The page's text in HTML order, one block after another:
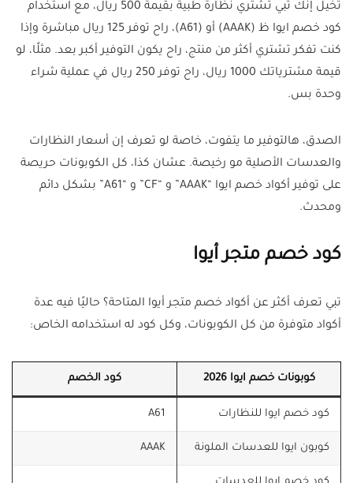
تخيل إنك تبي تشتري نظارة طبية بقيمة 500 ريال، مع استخدام
كود خصم ايوا ظ (AAAK) أو (A61)، راح توفر 125 ريال مباشرة وإذا
كنت تفكر تشتري أكثر من منتج، راح يكون التوفير أكبر بعد. مثلًا، لو
قيمة مشترياتك 1000 ريال، راح توفر 250 ريال في عملية شراء
وحدة بس.
الصدق، هالتوفير ما يتفوت، خاصة لو تعرف إن أسعار النظارات
والعدسات الأصلية مو رخيصة. عشان كذا، كل الكوبونات حريصة
على توفير أكواد خصم ايوا “AAAK” و “CF” و “A61” بشكل دائم
ومحدث.
كود خصم متجر أيوا
تبي تعرف أكثر عن أكواد خصم متجر أيوا المتاحة؟ حاليًا فيه عدة
أكواد متوفرة من كل الكوبونات، وكل كود له استخدامه الخاص:
كوبونات خصم ايوا 2026 كود الخصم
كود خصم ايوا للنظارات A61
كوبون ايوا للعدسات الملونة AAAK